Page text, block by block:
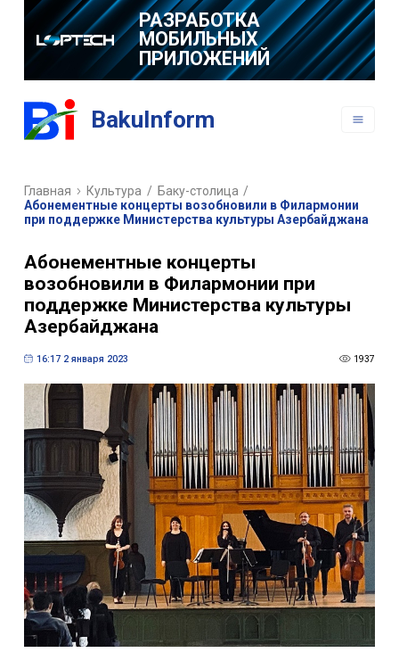
РАЗРАБОТКА
МОБИЛЬНЫХ
ПРИЛОЖЕНИЙ
BakuInform
Главная Культура / Баку-столица /
Абонементные концерты возобновили в Филармонии
при поддержке Министерства культуры Азербайджана
Абонементные концерты
возобновили в Филармонии при
поддержке Министерства культуры
Азербайджана
16:17 2 января 2023 1937